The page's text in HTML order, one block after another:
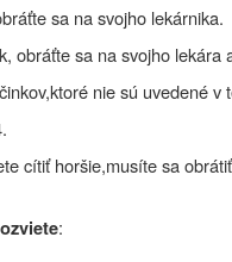
sa na svojho lekárnika.
obráťte sa na svojho lekára
,ktoré nie sú uvedené v
cítiť horšie,musíte sa
: